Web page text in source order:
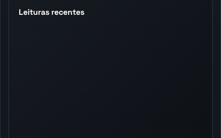
Leituras recentes